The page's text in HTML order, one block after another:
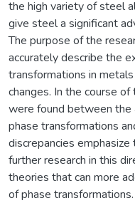
the high variety of steel
give steel a significant
The purpose of the
accurately describe the
transformations in
changes. In the course
were found between
phase transformations
discrepancies
further research in this
theories that can more
of phase transformations.